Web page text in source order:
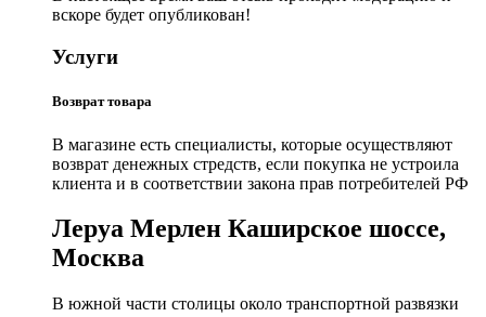
вскоре будет опубликован!
Услуги
Возврат товара
В магазине есть специалисты, которые осуществляют
возврат денежных стредств, если покупка не устроила
клиента и в соответствии закона прав потребителей РФ
Леруа Мерлен Каширское шоссе,
Москва
В южной части столицы около транспортной развязки